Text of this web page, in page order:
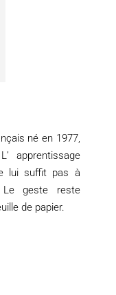
né en 1977,
apprentissage
lui suffit pas à
geste reste
de papier.